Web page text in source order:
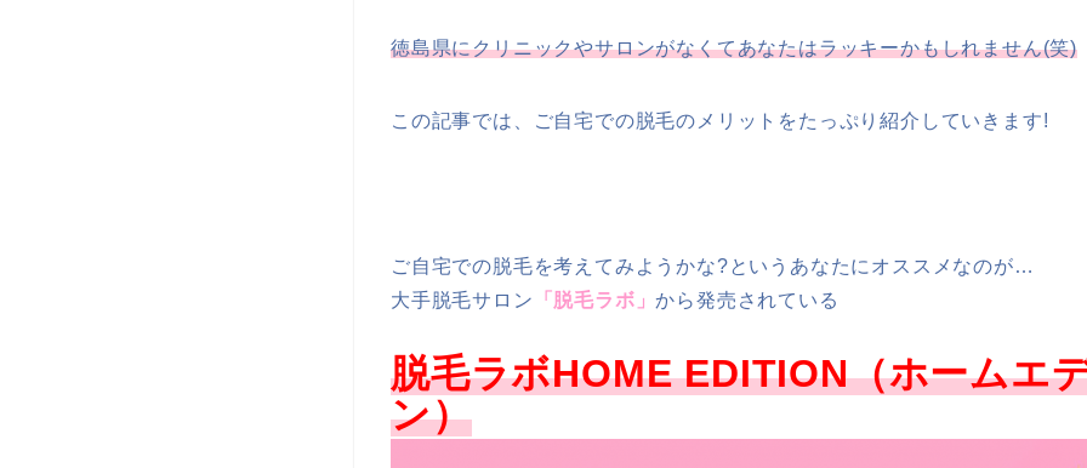
徳島県にクリニックやサロンがなくてあなたはラッキーかもしれません(笑)
この記事では、ご自宅での脱毛のメリットをたっぷり紹介していきます!
ご自宅での脱毛を考えてみようかな?というあなたにオススメなのが…
大手脱毛サロン 「脱毛ラボ」から発売されている
脱毛ラボHOME EDITION（ホームエ
ン）